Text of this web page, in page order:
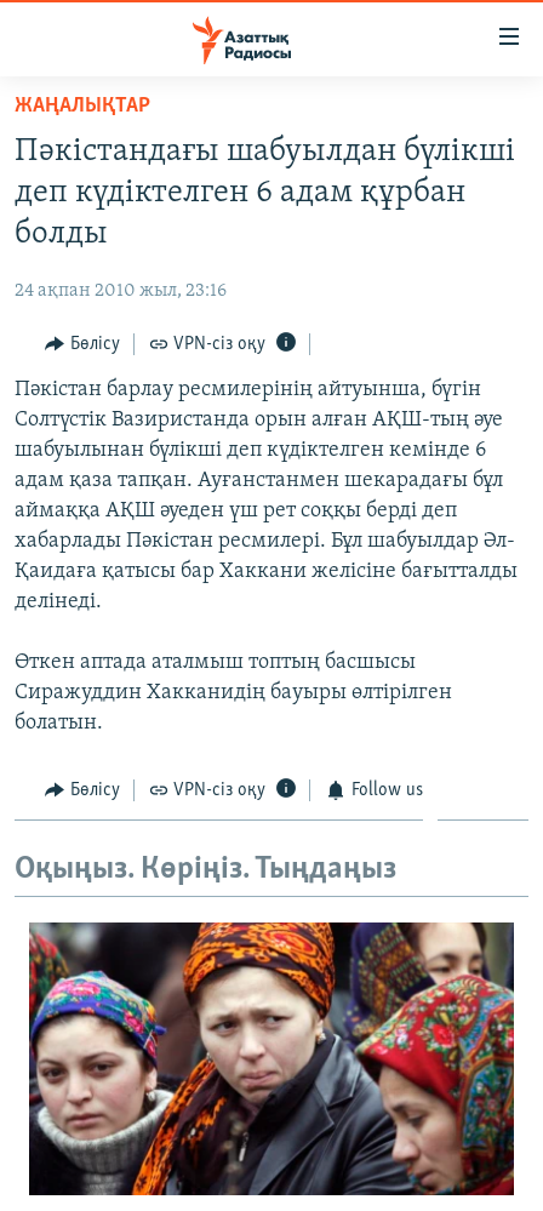
Skip
main
content
Skip
main
Search
AZATTYQTV
АДАМ ҚҰҚЫҚТАРЫ
ӘЛЕУМЕТ
ӘЛЕМ
АРНАЙЫ ЖОБАЛАР
Русский
ЖАЗЫЛЫҢЫЗ
Басқа тілдерде
ЖАҢАЛЫҚТАР
Пәкістандағы шабуылдан бүлікші
деп күдіктелген 6 адам құрбан
болды
24 ақпан 2010 жыл, 23:16
Бөлісу VPN-сіз оқу
Пәкістан барлау ресмилерінің айтуынша, бүгін
Солтүстік Вазиристанда орын алған АҚШ-тың әуе
шабуылынан бүлікші деп күдіктелген кемінде 6
адам қаза тапқан. Ауғанстанмен шекарадағы бұл
аймаққа АҚШ әуеден үш рет соққы берді деп
хабарлады Пәкістан ресмилері. Бұл шабуылдар Әл-
Қаидаға қатысы бар Хаккани желісіне бағытталды
делінеді.
Өткен аптада аталмыш топтың басшысы
Сиражуддин Хакканидің бауыры өлтірілген
болатын.
Бөлісу VPN-сіз оқу Follow us
Оқыңыз. Көріңіз. Тыңдаңыз